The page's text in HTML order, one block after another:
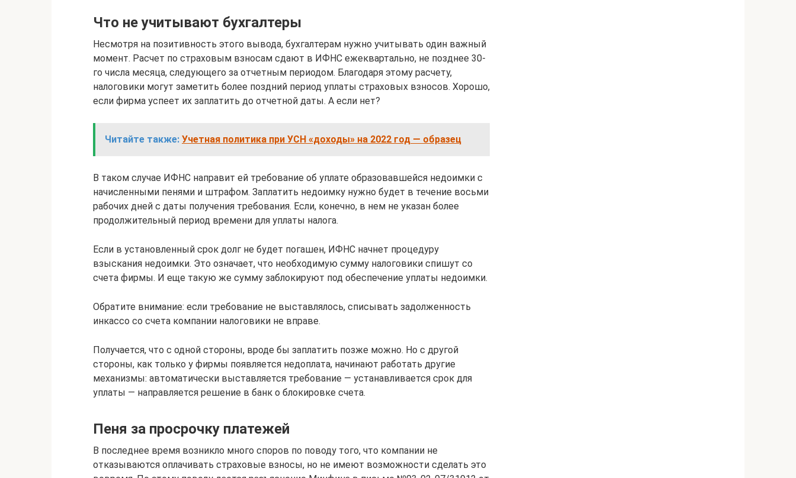
Что не учитывают бухгалтеры
Несмотря на позитивность этого вывода, бухгалтерам нужно учитывать один важный
момент. Расчет по страховым взносам сдают в ИФНС ежеквартально, не позднее 30-
го числа месяца, следующего за отчетным периодом. Благодаря этому расчету,
налоговики могут заметить более поздний период уплаты страховых взносов. Хорошо,
если фирма успеет их заплатить до отчетной даты. А если нет?
Читайте также: Учетная политика при УСН «доходы» на 2022 год — образец
В таком случае ИФНС направит ей требование об уплате образовавшейся недоимки с
начисленными пенями и штрафом. Заплатить недоимку нужно будет в течение восьми
рабочих дней с даты получения требования. Если, конечно, в нем не указан более
продолжительный период времени для уплаты налога.
Если в установленный срок долг не будет погашен, ИФНС начнет процедуру
взыскания недоимки. Это означает, что необходимую сумму налоговики спишут со
счета фирмы. И еще такую же сумму заблокируют под обеспечение уплаты недоимки.
Обратите внимание: если требование не выставлялось, списывать задолженность
инкассо со счета компании налоговики не вправе.
Получается, что с одной стороны, вроде бы заплатить позже можно. Но с другой
стороны, как только у фирмы появляется недоплата, начинают работать другие
механизмы: автоматически выставляется требование — устанавливается срок для
уплаты — направляется решение в банк о блокировке счета.
Пеня за просрочку платежей
В последнее время возникло много споров по поводу того, что компании не
отказываются оплачивать страховые взносы, но не имеют возможности сделать это